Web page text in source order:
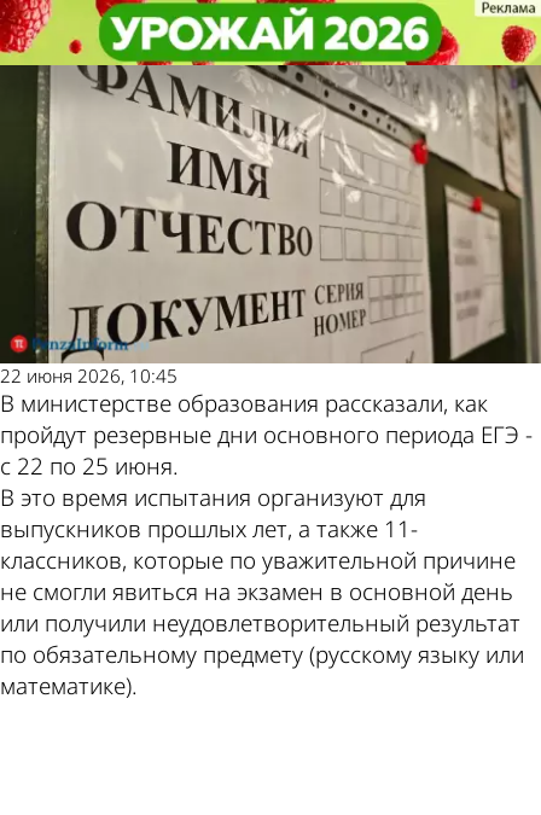
В Пензенской области стартовал
резервный период сдачи ЕГЭ
Учеба
22 июня 2026, 10:45
В министерстве образования рассказали, как
пройдут резервные дни основного периода ЕГЭ -
с 22 по 25 июня.
В это время испытания организуют для
выпускников прошлых лет, а также 11-
классников, которые по уважительной причине
не смогли явиться на экзамен в основной день
или получили неудовлетворительный результат
по обязательному предмету (русскому языку или
математике).
В Пензенской области стартовал
резервный период сдачи ЕГЭ
Учеба
Другие новости по
теме
Погода и курсы
валют в Пензе